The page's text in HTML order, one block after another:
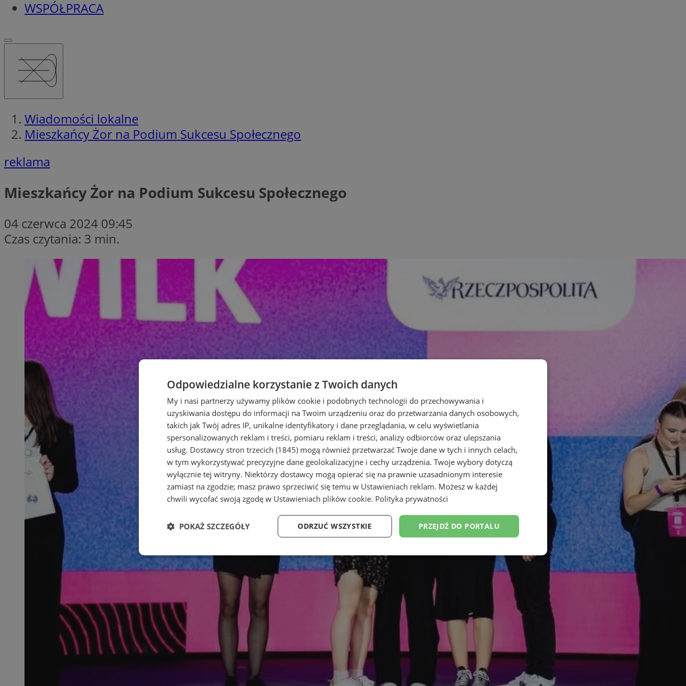
WSPÓŁPRACA
Wiadomości lokalne
Mieszkańcy Żor na Podium Sukcesu Społecznego
reklama
Mieszkańcy Żor na Podium Sukcesu Społecznego
04 czerwca 2024 09:45
Czas czytania: 3 min.
Odpowiedzialne korzystanie z Twoich danych
My i nasi partnerzy używamy plików cookie i podobnych technologii do przechowywania i
uzyskiwania dostępu do informacji na Twoim urządzeniu oraz do przetwarzania danych osobowych,
takich jak Twój adres IP, unikalne identyfikatory i dane przeglądania, w celu wyświetlania
spersonalizowanych reklam i treści, pomiaru reklam i treści, analizy odbiorców oraz ulepszania
usług. Dostawcy stron trzecich (1845) mogą również przetwarzać Twoje dane w tych i innych celach,
w tym wykorzystywać precyzyjne dane geolokalizacyjne i cechy urządzenia. Twoje wybory dotyczą
wyłącznie tej witryny. Niektórzy dostawcy mogą opierać się na prawnie uzasadnionym interesie
zamiast na zgodzie; masz prawo sprzeciwić się temu w Ustawieniach reklam. Możesz w każdej
chwili wycofać swoją zgodę w Ustawieniach plików cookie. Polityka prywatności
PRZEJDŹ DO PORTALU
ODRZUĆ WSZYSTKIE
POKAŻ SZCZEGÓŁY
Niezbędne Wydajność Targetowanie Funkcjonalność Niesklasyfikowane
Niezbędne Niesklasyfikowane
Niezbędne pliki cookie umożliwiają korzystanie z podstawowych funkcji strony internetowej, takich jak logowanie użytkownika i
zarządzanie kontem. Bez niezbędnych plików cookie nie można prawidłowo korzystać ze strony internetowej.
Okres
przechowywania